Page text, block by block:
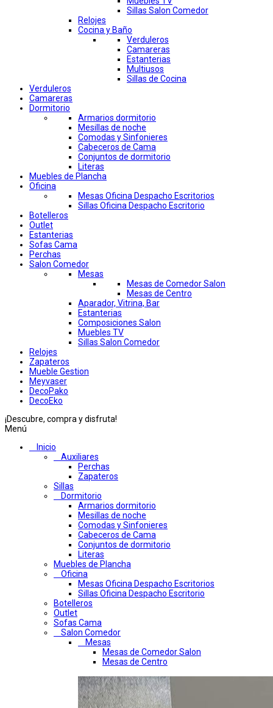
Sillas Salon Comedor
Relojes
Cocina y Baño
Verduleros
Camareras
Estanterias
Multiusos
Sillas de Cocina
Verduleros
Camareras
Dormitorio
Armarios dormitorio
Mesillas de noche
Comodas y Sinfonieres
Cabeceros de Cama
Conjuntos de dormitorio
Literas
Muebles de Plancha
Oficina
Mesas Oficina Despacho Escritorios
Sillas Oficina Despacho Escritorio
Botelleros
Outlet
Estanterias
Sofas Cama
Perchas
Salon Comedor
Mesas
Mesas de Comedor Salon
Mesas de Centro
Aparador, Vitrina, Bar
Estanterias
Composiciones Salon
Muebles TV
Sillas Salon Comedor
Relojes
Zapateros
Mueble Gestion
Meyvaser
DecoPako
DecoEko
¡Descubre, compra y disfruta!
Menú
Inicio
Auxiliares
Perchas
Zapateros
Sillas
Dormitorio
Armarios dormitorio
Mesillas de noche
Comodas y Sinfonieres
Cabeceros de Cama
Conjuntos de dormitorio
Literas
Muebles de Plancha
Oficina
Mesas Oficina Despacho Escritorios
Sillas Oficina Despacho Escritorio
Botelleros
Outlet
Sofas Cama
Salon Comedor
Mesas
Mesas de Comedor Salon
Mesas de Centro